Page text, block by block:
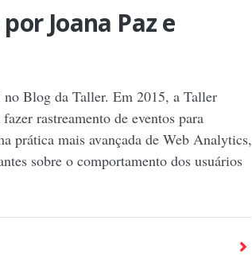
Joana Paz e
Blog da Taller. Em 2015, a Taller
rastreamento de eventos para
prática mais avançada de Web Analytics,
sobre o comportamento dos usuários